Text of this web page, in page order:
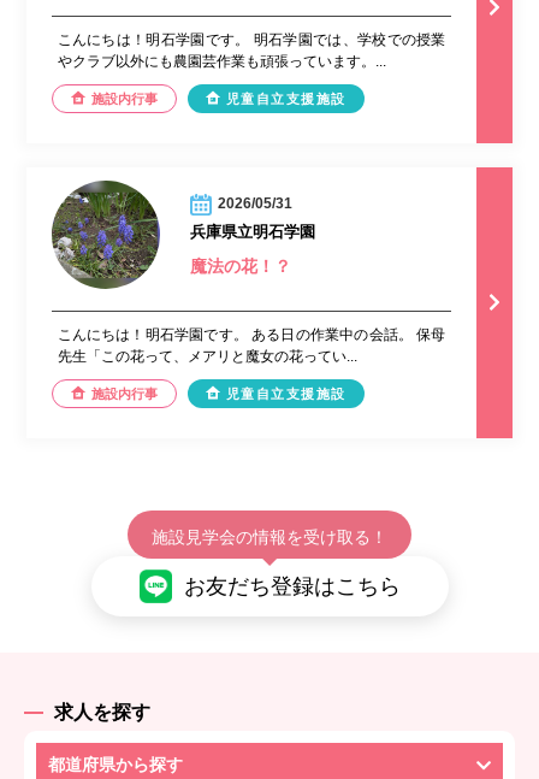
こんにちは！明石学園です。 明石学園では、学校での授業
やクラブ以外にも農園芸作業も頑張っています。...
施設内行事 児童自立支援施設
2026/05/31
兵庫県立明石学園
魔法の花！？
こんにちは！明石学園です。 ある日の作業中の会話。 保母
先生「この花って、メアリと魔女の花ってい...
施設内行事 児童自立支援施設
施設見学会の情報を受け取る！
お友だち登録はこちら
求人を探す
都道府県から探す